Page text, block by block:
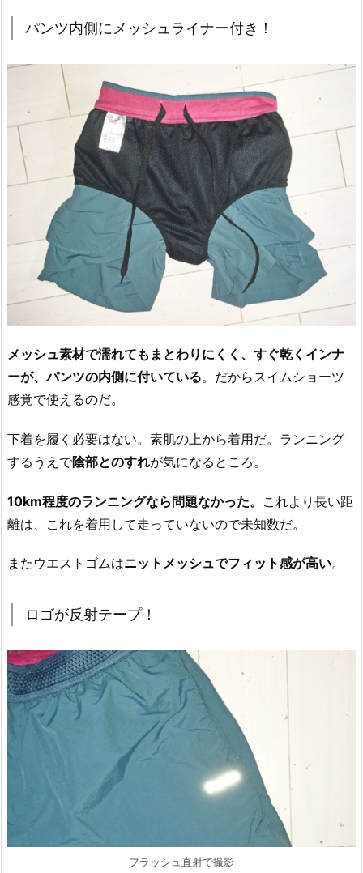
パンツ内側にメッシュライナー付き！
メッシュ素材で濡れてもまとわりにくく、すぐ乾くインナ
ーが、パンツの内側に付いている。だからスイムショーツ
感覚で使えるのだ。
下着を履く必要はない。素肌の上から着用だ。ランニング
するうえで陰部とのすれが気になるところ。
10km程度のランニングなら問題なかった。 これより長い距
離は、これを着用して走っていないので未知数だ。
またウエストゴムはニットメッシュでフィット感が高い。
ロゴが反射テープ！
フラッシュ直射で撮影